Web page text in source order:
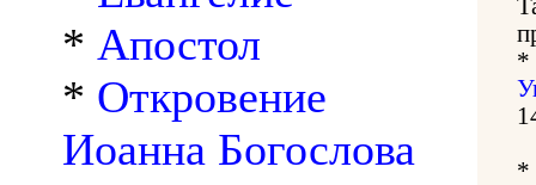
* Апостол
* Откровение
Иоанна Богослова
*
*